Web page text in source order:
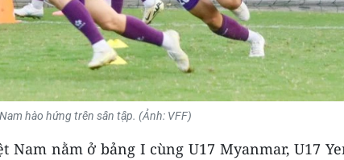
hào hứng trên sân tập. (Ảnh: VFF)
Nam nằm ở bảng I cùng U17 Myanmar, U17